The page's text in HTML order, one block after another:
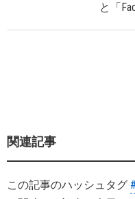
と「
関連記事
この記事のハッシュタグ